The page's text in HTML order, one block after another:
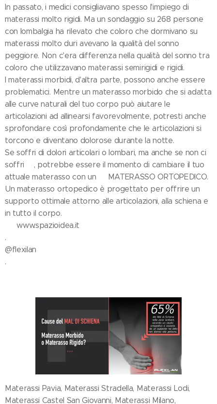
In passato, i medici consigliavano spesso l'impiego di
materassi molto rigidi. Ma un sondaggio su 268 persone
con lombalgia ha rilevato che coloro che dormivano su
materassi molto duri avevano la qualità del sonno
peggiore. Non c'era differenza nella qualità del sonno tra
coloro che utilizzavano materassi semirigidi e rigidi.
I materassi morbidi, d'altra parte, possono anche essere
problematici. Mentre un materasso morbido che si adatta
alle curve naturali del tuo corpo può aiutare le
articolazioni ad allinearsi favorevolmente, potresti anche
sprofondare così profondamente che le articolazioni si
torcono e diventano dolorose durante la notte.
Se soffri di dolori articolari o lombari, ma anche se non ci
soffri😇, potrebbe essere il momento di cambiare il tuo
attuale materasso con un 👨‍⚕️MATERASSO ORTOPEDICO.
Un materasso ortopedico è progettato per offrire un
supporto ottimale attorno alle articolazioni, alla schiena e
in tutto il corpo.
👉 www.spazioidea.it
.
@flexilan
.
Materassi Pavia, Materassi Stradella, Materassi Lodi,
Materassi Castel San Giovanni, Materassi Milano,